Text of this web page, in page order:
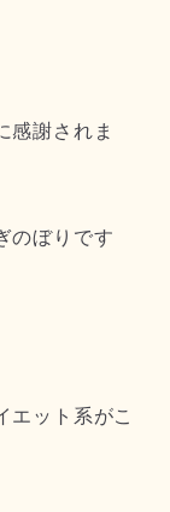
感謝されま
のぼりです
エット系がこ